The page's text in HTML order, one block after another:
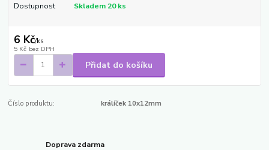
Dostupnost Skladem 20 ks
6 Kč/ks
5 Kč bez DPH
Přidat do košíku
Číslo produktu: králíček 10x12mm
Doprava zdarma